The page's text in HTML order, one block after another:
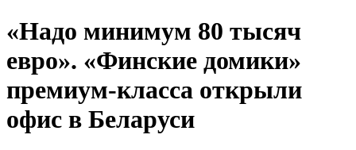
«Надо минимум 80 тысяч
евро». «Финские домики»
премиум-класса открыли
офис в Беларуси